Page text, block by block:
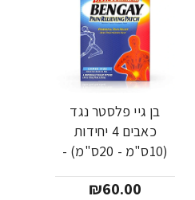
בן גיי פלסטר נגד
כאבים 4 יחידות
(10ס"מ - 20ס"מ) -
₪60.00